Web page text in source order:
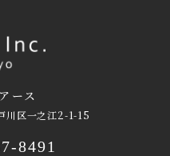
ース
川区一之江2-1-15
8491